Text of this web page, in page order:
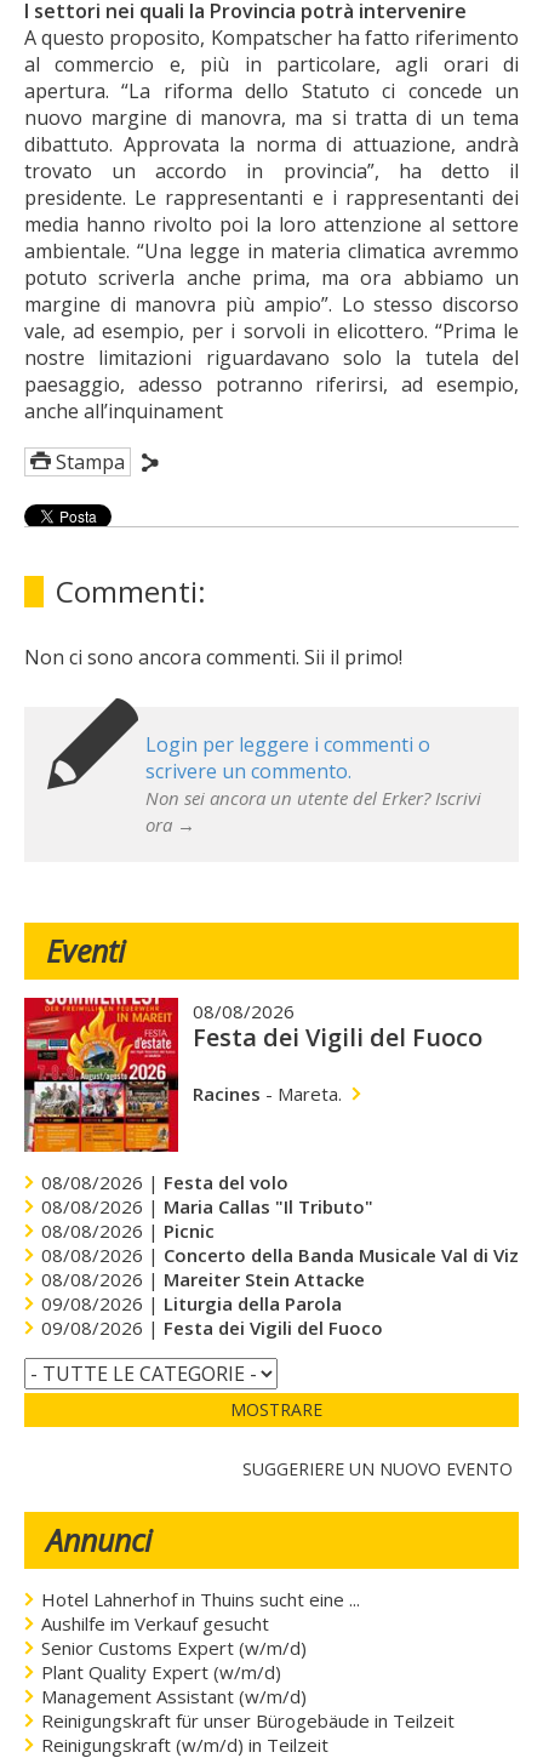
I settori nei quali la Provincia potrà intervenire
A questo proposito, Kompatscher ha fatto riferimento
al commercio e, più in particolare, agli orari di
apertura. “La riforma dello Statuto ci concede un
nuovo margine di manovra, ma si tratta di un tema
dibattuto. Approvata la norma di attuazione, andrà
trovato un accordo in provincia”, ha detto il
presidente. Le rappresentanti e i rappresentanti dei
media hanno rivolto poi la loro attenzione al settore
ambientale. “Una legge in materia climatica avremmo
potuto scriverla anche prima, ma ora abbiamo un
margine di manovra più ampio”. Lo stesso discorso
vale, ad esempio, per i sorvoli in elicottero. “Prima le
nostre limitazioni riguardavano solo la tutela del
paesaggio, adesso potranno riferirsi, ad esempio,
anche all’inquinament
Stampa
Commenti:
Non ci sono ancora commenti. Sii il primo!
Login per leggere i commenti o
scrivere un commento.
Non sei ancora un utente del Erker? Iscrivi
ora →
Eventi
08/08/2026
Festa dei Vigili del Fuoco
Racines - Mareta.
08/08/2026 | Festa del volo
08/08/2026 | Maria Callas "Il Tributo"
08/08/2026 | Picnic
08/08/2026 | Concerto della Banda Musicale Val di Vizze
08/08/2026 | Mareiter Stein Attacke
09/08/2026 | Liturgia della Parola
09/08/2026 | Festa dei Vigili del Fuoco
MOSTRARE
SUGGERIERE UN NUOVO EVENTO
Annunci
Hotel Lahnerhof in Thuins sucht eine ...
Aushilfe im Verkauf gesucht
Senior Customs Expert (w/m/d)
Plant Quality Expert (w/m/d)
Management Assistant (w/m/d)
Reinigungskraft für unser Bürogebäude in Teilzeit
Reinigungskraft (w/m/d) in Teilzeit